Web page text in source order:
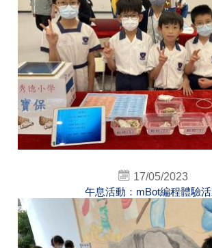
17/05/2023
午息活動：mBot編程體驗